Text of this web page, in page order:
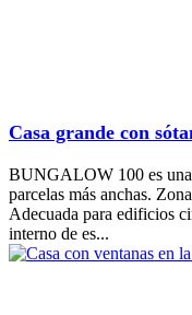
Casa grande con
BUNGALOW 100 es una
parcelas más anchas.
Adecuada para edificios
interno de es...